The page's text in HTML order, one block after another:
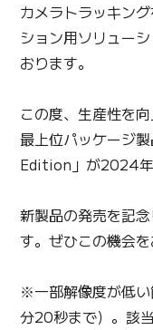
カメラトラッキン
ション用ソリュー
おります。
この度、生産性を
最上位パッケージ
Edition」が2024年
新製品の発売を記
す。ぜひこの機会を
※一部解像度が低
分20秒まで）。該